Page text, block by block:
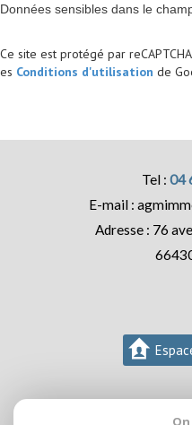
Données sensibles dans le
Ce site est protégé par
es Conditions d'utilisation de
04
76